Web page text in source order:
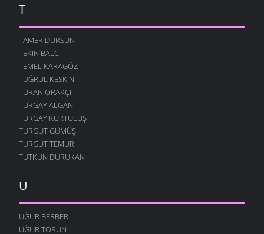
T
TAMER DURSUN
TEKIN BALCI
TEMEL KARAGÖZ
TUĞRUL KESKIN
TURAN ORAKÇI
TURGAY ALGAN
TURGAY KURTULUŞ
TURGUT GÜMÜŞ
TURGUT TEMUR
TUTKUN DURUKAN
U
UĞUR BERBER
UĞUR TORUN